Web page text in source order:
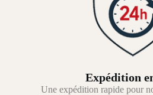
Expédition
Une expédition rapide pour